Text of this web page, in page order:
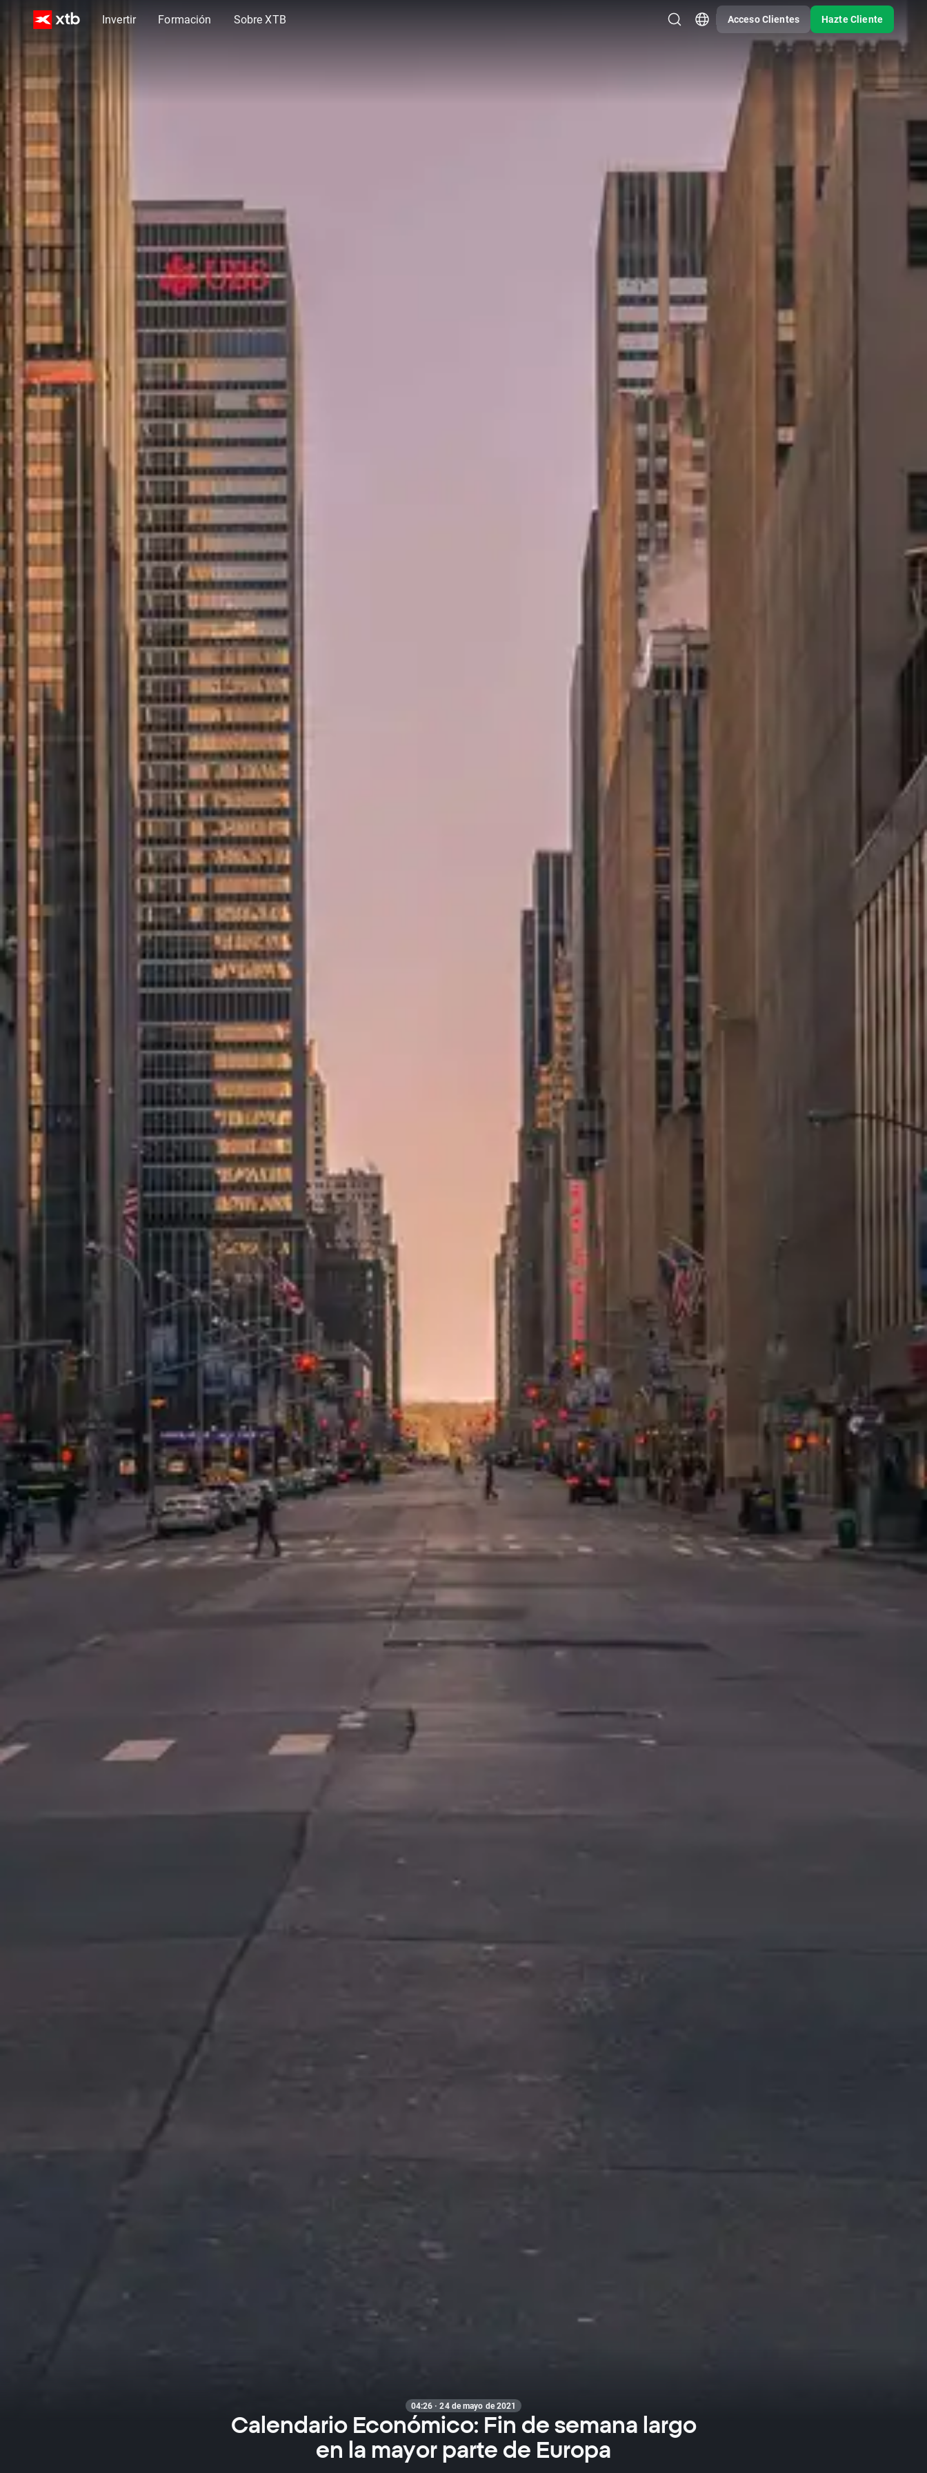
Invertir Formación Sobre XTB Acceso Clientes Hazte Cliente
04:26 · 24 de mayo de 2021
Calendario Económico: Fin de semana largo
en la mayor parte de Europa